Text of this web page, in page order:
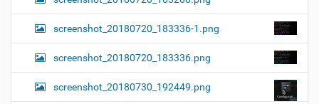
screenshot_20180720_183336-1.png
screenshot_20180720_183336.png
screenshot_20180730_192449.png